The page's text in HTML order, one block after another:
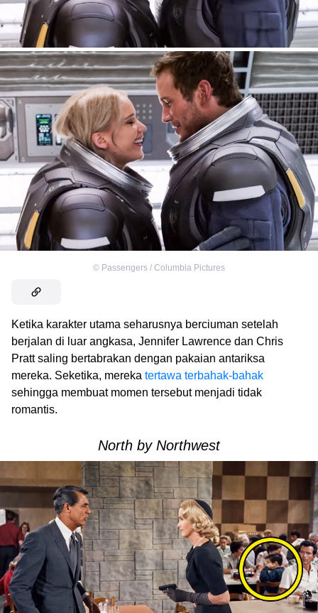
© Passengers / Columbia Pictures
Ketika karakter utama seharusnya berciuman setelah
berjalan di luar angkasa, Jennifer Lawrence dan Chris
Pratt saling bertabrakan dengan pakaian antariksa
mereka. Seketika, mereka tertawa terbahak-bahak
sehingga membuat momen tersebut menjadi tidak
romantis.
North by Northwest